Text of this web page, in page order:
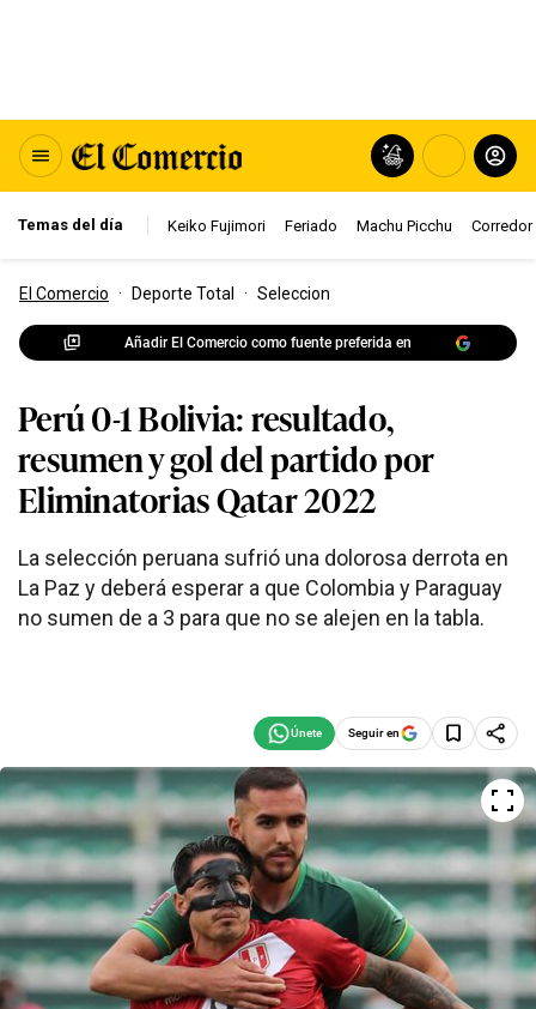
Temas del día Keiko Fujimori Feriado Machu Picchu Corredor
El Comercio · Deporte Total · Seleccion
Añadir El Comercio como fuente preferida en
Perú 0-1 Bolivia: resultado,
resumen y gol del partido por
Eliminatorias Qatar 2022
La selección peruana sufrió una dolorosa derrota en
La Paz y deberá esperar a que Colombia y Paraguay
no sumen de a 3 para que no se alejen en la tabla.
Seguir en